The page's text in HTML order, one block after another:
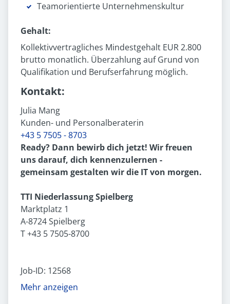
Teamorientierte Unternehmenskultur
Gehalt:
Kollektivvertragliches Mindestgehalt EUR 2.800
brutto monatlich. Überzahlung auf Grund von
Qualifikation und Berufserfahrung möglich.
Kontakt:
Julia Mang
Kunden- und Personalberaterin
+43 5 7505 - 8703
Ready? Dann bewirb dich jetzt! Wir freuen
uns darauf, dich kennenzulernen -
gemeinsam gestalten wir die IT von morgen.
TTI Niederlassung Spielberg
Marktplatz 1
A-8724 Spielberg
T +43 5 7505-8700
Job-ID: 12568
Mehr anzeigen